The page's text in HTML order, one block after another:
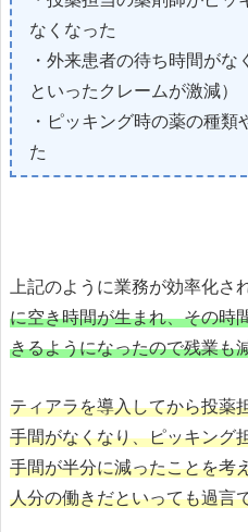
なくなった
・外来患者の待ち時間が
といったクレームが激減）
・ピッキング時の薬の種
た
上記のように業務が効率化さ
に空き時間が生まれ、その時
きるようになったので残業も
ティアラを導入してから投薬
手間がなくなり、ピッキング
手間が半分に減ったことを考
人分の働きだといっても過言